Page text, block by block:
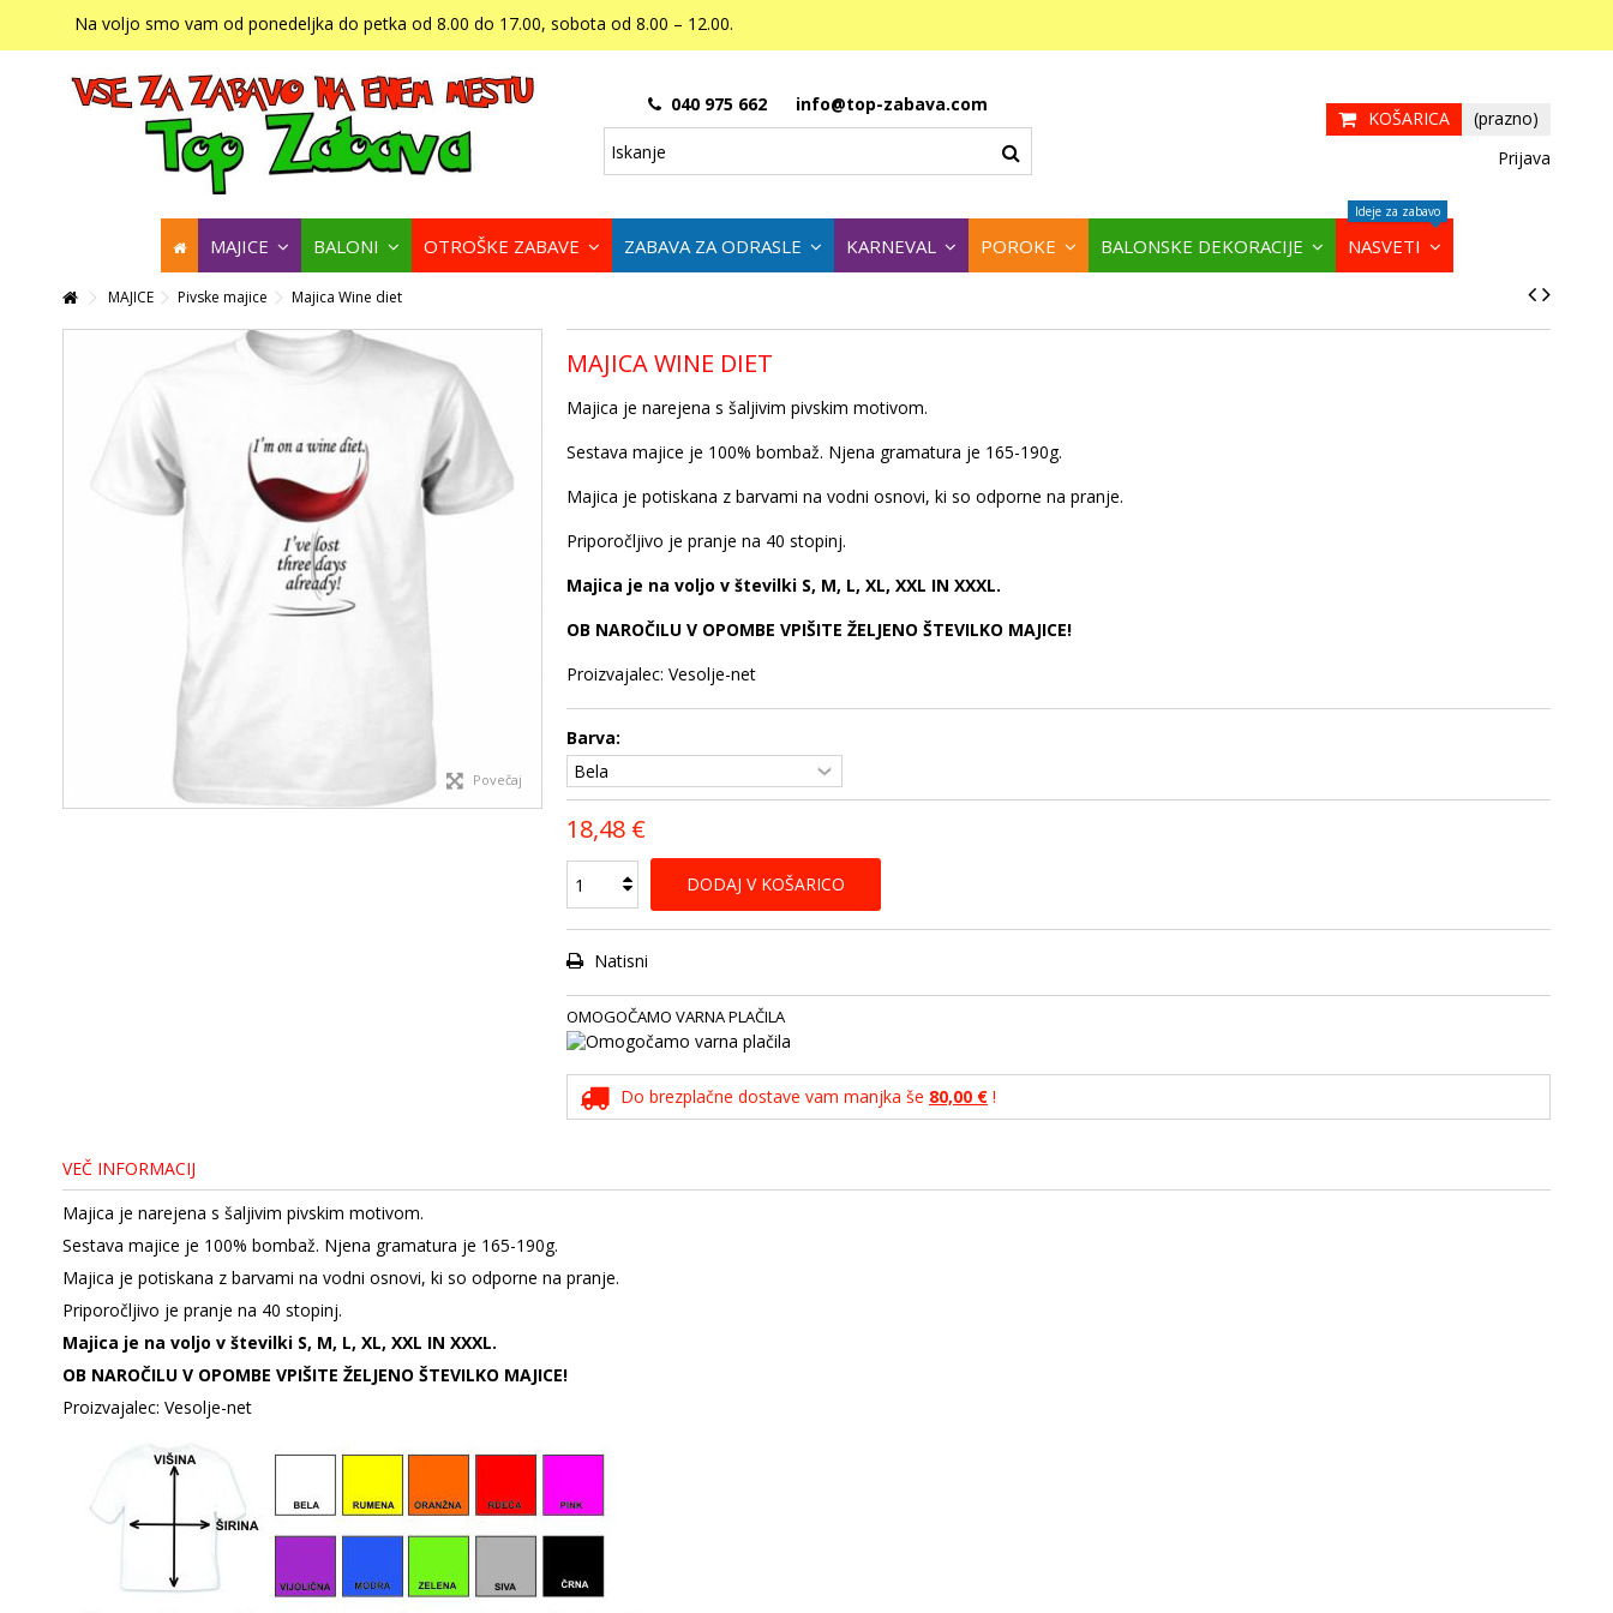
Na voljo smo vam od ponedeljka do petka od 8.00 do 17.00, sobota od 8.00 – 12.00.
040 975 662 info@top-zabava.com
KOŠARICA
(prazno)
Prijava
MAJICE BALONI OTROŠKE ZABAVE ZABAVA ZA ODRASLE KARNEVAL POROKE BALONSKE DEKORACIJE NASVETI
Ideje za zabavo
MAJICE Pivske majice Majica Wine diet
Povečaj
MAJICA WINE DIET
Majica je narejena s šaljivim pivskim motivom.
Sestava majice je 100% bombaž. Njena gramatura je 165-190g.
Majica je potiskana z barvami na vodni osnovi, ki so odporne na pranje.
Priporočljivo je pranje na 40 stopinj.
Majica je na voljo v številki S, M, L, XL, XXL IN XXXL.
OB NAROČILU V OPOMBE VPIŠITE ŽELJENO ŠTEVILKO MAJICE!
Proizvajalec: Vesolje-net
Barva:
18,48 €
DODAJ V KOŠARICO
Natisni
OMOGOČAMO VARNA PLAČILA
Do brezplačne dostave vam manjka še 80,00 €!
VEČ INFORMACIJ
Majica je narejena s šaljivim pivskim motivom.
Sestava majice je 100% bombaž. Njena gramatura je 165-190g.
Majica je potiskana z barvami na vodni osnovi, ki so odporne na pranje.
Priporočljivo je pranje na 40 stopinj.
Majica je na voljo v številki S, M, L, XL, XXL IN XXXL.
OB NAROČILU V OPOMBE VPIŠITE ŽELJENO ŠTEVILKO MAJICE!
Proizvajalec: Vesolje-net